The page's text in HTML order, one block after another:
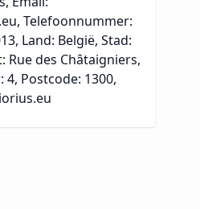
Telefoonnummer:
Land: België, Stad:
Rue des Châtaigniers,
Postcode: 1300,